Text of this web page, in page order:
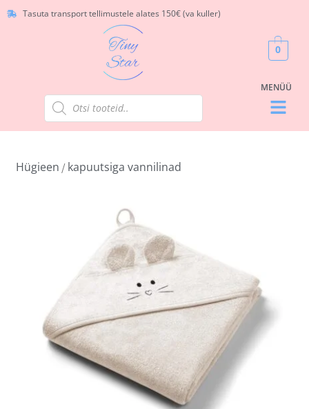
Tasuta transport tellimustele alates 150€ (va kuller)
0
Hügieen / kapuutsiga vannilinad